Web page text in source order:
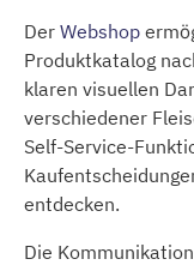
Der Webshop
Produktkatalog
klaren visuellen
verschiedener
Self-Service-
entdecken.
Die